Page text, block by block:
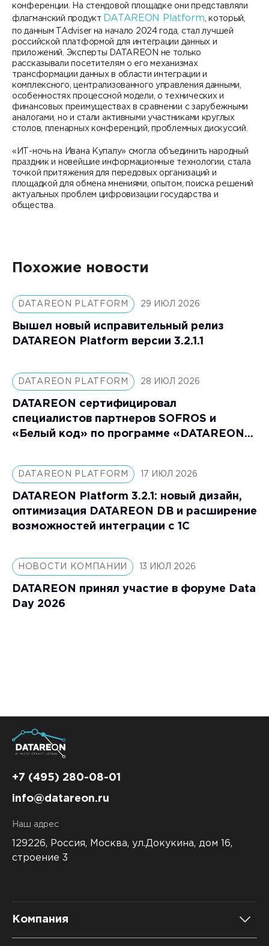
конференции. На стендовой площадке они представляли
флагманский продукт DATAREON Platform , который,
по данным TAdviser на начало 2024 года, стал лучшей
российской платформой для интеграции данных и
приложений. Эксперты DATAREON не только
рассказывали посетителям о его механизмах
трансформации данных в области интеграции и
комплексного, централизованного управления данными,
особенностях процессной модели, о технических и
финансовых преимуществах в сравнении с зарубежными
аналогами, но и стали активными участниками круглых
столов, пленарных конференций, проблемных дискуссий.
«ИТ-ночь на Ивана Купалу» смогла объединить народный
праздник и новейшие информационные технологии, стала
точкой притяжения для передовых организаций и
площадкой для обмена мнениями, опытом, поиска решений
актуальных проблем цифровизации государства и
общества.
Похожие новости
DATAREON PLATFORM 29 ИЮЛ 2026
Вышел новый исправительный релиз
DATAREON Platform версии 3.2.1.1
DATAREON PLATFORM 28 ИЮЛ 2026
DATAREON сертифицировал
специалистов партнеров SOFROS и
«Белый код» по программе «DATAREON
DATAREON PLATFORM 17 ИЮЛ 2026
DATAREON Platform 3.2.1: новый дизайн,
оптимизация DATAREON DB и расширение
возможностей интеграции с 1С
НОВОСТИ КОМПАНИИ 13 ИЮЛ 2026
DATAREON принял участие в форуме Data
Day 2026
+7 (495) 280-08-01
info@datareon.ru
Наш адрес
129226, Россия, Москва, ул.Докукина, дом 16,
строение 3
Компания